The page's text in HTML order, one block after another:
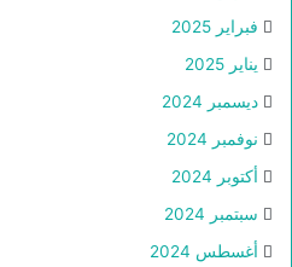
فبراير 2025
يناير 2025
ديسمبر 2024
نوفمبر 2024
أكتوبر 2024
سبتمبر 2024
أغسطس 2024